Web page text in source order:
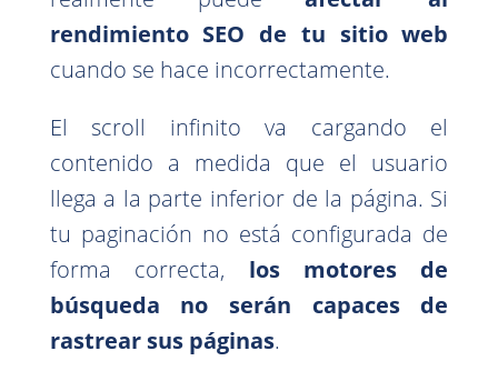
rendimiento SEO de tu sitio web
cuando se hace incorrectamente.
El scroll infinito va cargando el
contenido a medida que el usuario
llega a la parte inferior de la página. Si
tu paginación no está configurada de
forma correcta, los motores de
búsqueda no serán capaces de
rastrear sus páginas.